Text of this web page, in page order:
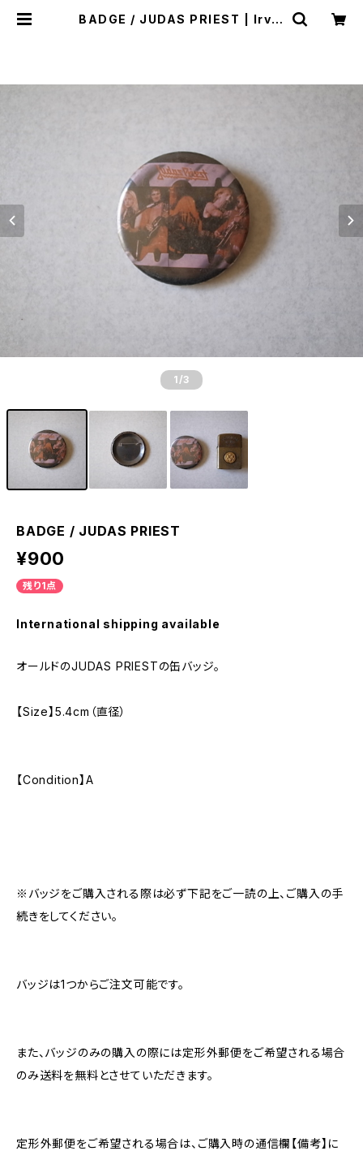
BADGE / JUDAS PRIEST | Irvin
1 /3
BADGE / JUDAS PRIEST
¥900
残り1点
International shipping available
オールドのJUDAS PRIESTの缶バッジ。
【Size】5.4cm（直径）
【Condition】A
※バッジをご購入される際は必ず下記をご一読の上、ご購入の手
続きをしてください。
バッジは1つからご注文可能です。
また、バッジのみの購入の際には定形外郵便をご希望される場合
のみ送料を無料とさせていただきます。
定形外郵便をご希望される場合は、ご購入時の通信欄【備考】に